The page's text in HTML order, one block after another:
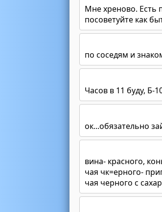
Мне хреново. Есть
посоветуйте как
по соседям и
Часов в 11 буду, Б-
ок...обязательно
вина- красного,
чая чк=ерного-
чая черного с